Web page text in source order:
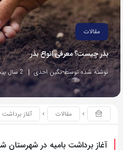
مقالات
بذر چیست؟ معرفی انواع بذر
نوشته شده توسط نگین احدی 2 سال پیش
مقالات آغاز
آغاز برداشت بامیه در شهرستان